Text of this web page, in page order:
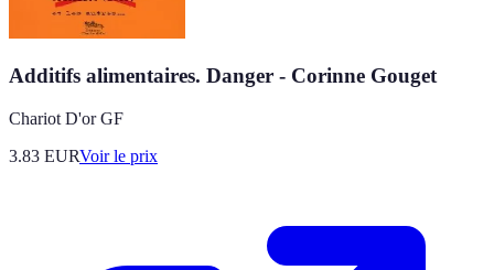
Additifs alimentaires. Danger - Corinne Gouget
Chariot D'or GF
3.83 EURVoir le prix